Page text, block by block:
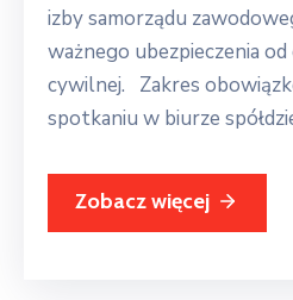
izby samorządu
ważnego ubezpieczenia
cywilnej. Zakres
spotkaniu w biurze
Zobacz więcej